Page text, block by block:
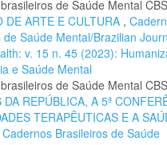
de Saúde Mental
DE ARTE E CULTURA ,
de Saúde Mental/Brazilian
v. 15 n. 45 (2023):
e Saúde Mental
de Saúde Mental
DA REPÚBLICA, A 5ª
TERAPÊUTICAS E A
Cadernos Brasileiros de Saúde